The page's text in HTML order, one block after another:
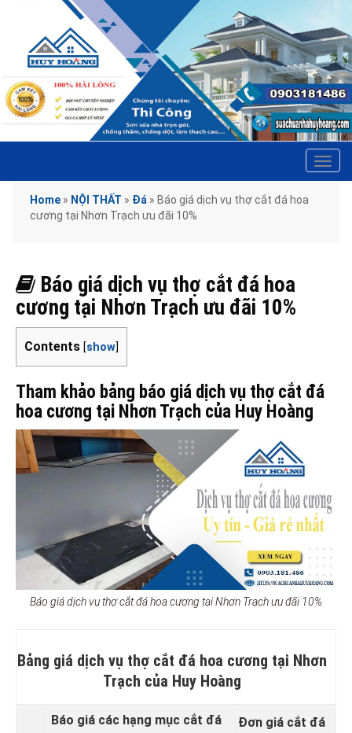
Home » NỘI THẤT » Đá » Báo giá dịch vụ thợ cắt đá hoa
cương tại Nhơn Trạch ưu đãi 10%
Báo giá dịch vụ thợ cắt đá hoa
cương tại Nhơn Trạch ưu đãi 10%
Contents [show]
Tham khảo bảng báo giá dịch vụ thợ cắt đá
hoa cương tại Nhơn Trạch của Huy Hoàng
Báo giá dịch vụ thợ cắt đá hoa cương tại Nhơn Trạch ưu đãi 10%
Bảng giá dịch vụ thợ cắt đá hoa cương tại Nhơn
Trạch của Huy Hoàng
Báo giá các hạng mục cắt đá
Đơn giá cắt đá